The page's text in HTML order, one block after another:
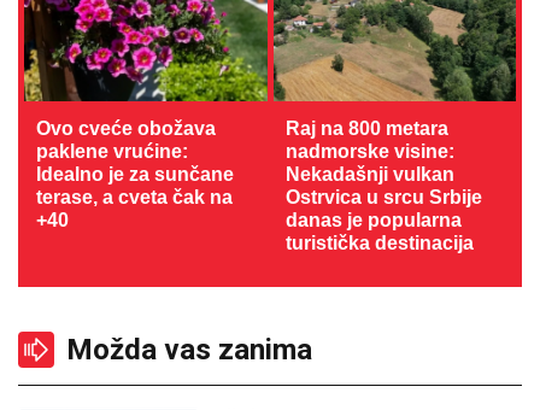
Ovo cveće obožava
paklene vrućine:
Idealno je za sunčane
terase, a cveta čak na
+40
Raj na 800 metara
nadmorske visine:
Nekadašnji vulkan
Ostrvica u srcu Srbije
danas je popularna
turistička destinacija
Možda vas zanima